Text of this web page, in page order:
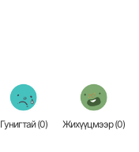
Гунигтай (0) Жихүүцмээр (0)